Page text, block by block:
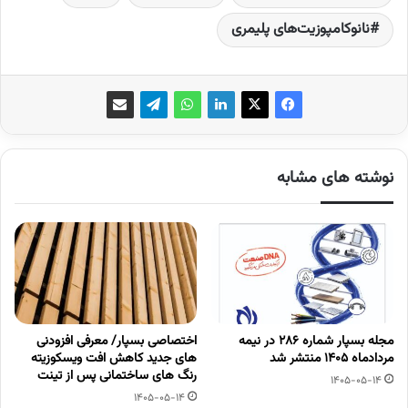
نانوکامپوزیت‌های پلیمری
نوشته های مشابه
مجله بسپار شماره 286 در نیمه
مردادماه 1405 منتشر شد
1405-05-14
اختصاصی بسپار/ معرفی افزودنی
های جدید کاهش افت ویسکوزیته
رنگ های ساختمانی پس از تینت
1405-05-14